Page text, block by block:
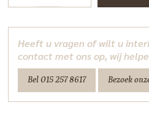
Richmond
Interiors
aantal
Heeft u vragen of wilt u
contact met ons op, wij
Bel 015 257 8617 Bezoek